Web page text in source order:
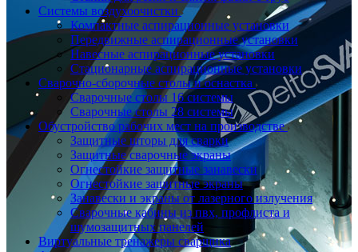
Системы воздухоочистки
Компактные аспирационные установки
Передвижные аспирационные установки
Навесные аспирационные установки
Стационарные аспирационные установки
Сварочно-сборочные столы и оснастка
Сварочные столы 16 системы
Сварочные столы 28 системы
Обустройство рабочих мест на производстве
Защитные шторы для сварки
Защитные сварочные экраны
Огнестойкие защитные занавески
Огнестойкие защитные экраны
Занавески и экраны от лазерного излучения
Сварочные кабины из пвх, профлиста и
шумозащитных панелей
Виртуальные тренажеры сварщика